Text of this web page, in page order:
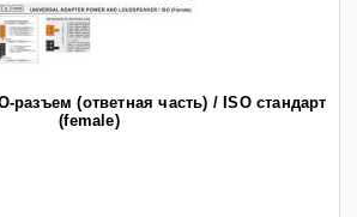
разъем (ответная часть) / ISO стандарт
(female)